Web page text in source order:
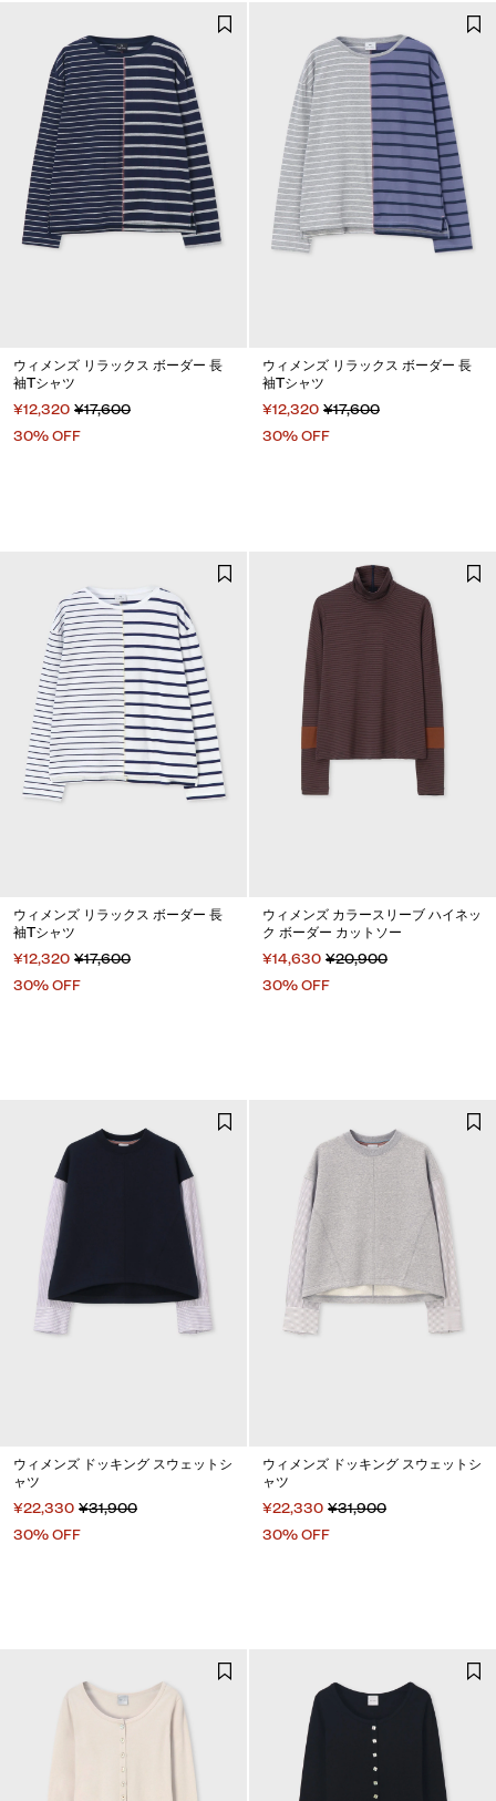
ウィメンズ リラックス ボーダー 長
袖Tシャツ
¥12,320 ¥17,600
30% OFF
ウィメンズ リラックス ボーダー 長
袖Tシャツ
¥12,320 ¥17,600
30% OFF
ウィメンズ リラックス ボーダー 長
袖Tシャツ
¥12,320 ¥17,600
30% OFF
ウィメンズ カラースリーブ ハイネッ
ク ボーダー カットソー
¥14,630 ¥20,900
30% OFF
ウィメンズ ドッキング スウェットシ
ャツ
¥22,330 ¥31,900
30% OFF
ウィメンズ ドッキング スウェットシ
ャツ
¥22,330 ¥31,900
30% OFF